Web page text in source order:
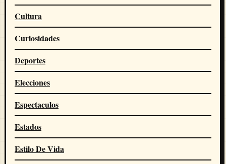
Cultura
Curiosidades
Deportes
Elecciones
Espectaculos
Estados
Estilo De Vida